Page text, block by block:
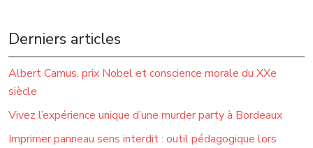
Derniers articles
Albert Camus, prix Nobel et conscience morale du XXe
siècle
Vivez l’expérience unique d’une murder party à Bordeaux
Imprimer panneau sens interdit : outil pédagogique lors